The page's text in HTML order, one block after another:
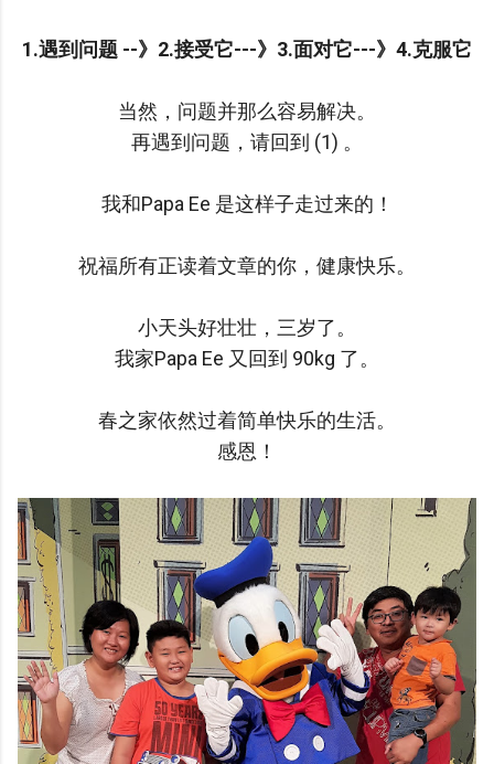
1.遇到问题 --》2.接受它---》3.面对它---》4.克服它
当然，问题并那么容易解决。
再遇到问题，请回到 (1) 。
我和Papa Ee 是这样子走过来的！
祝福所有正读着文章的你，健康快乐。
小天头好壮壮，三岁了。
我家Papa Ee 又回到 90kg 了。
春之家依然过着简单快乐的生活。
感恩！